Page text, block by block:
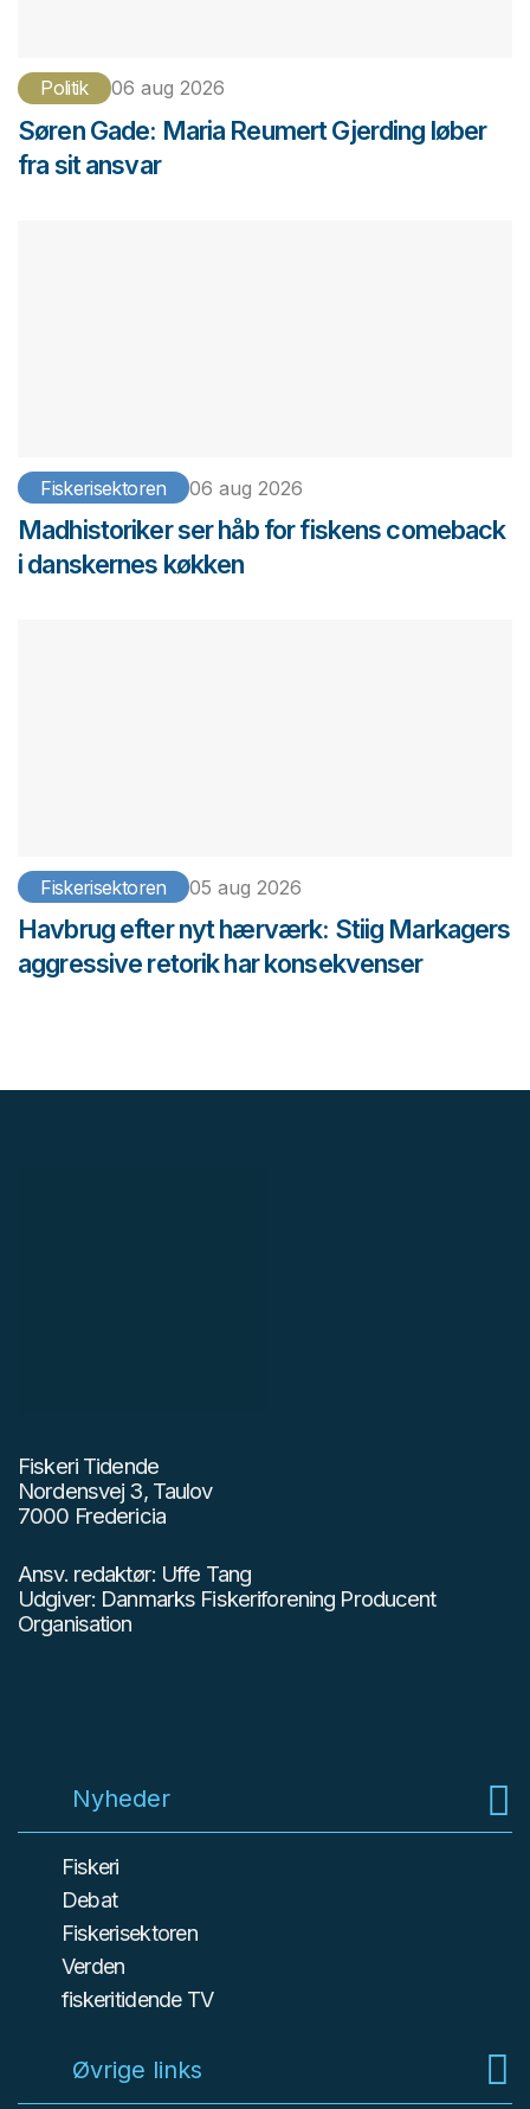
Politik 06 aug 2026
Søren Gade: Maria Reumert Gjerding løber
fra sit ansvar
Fiskerisektoren 06 aug 2026
Madhistoriker ser håb for fiskens comeback
i danskernes køkken
Fiskerisektoren 05 aug 2026
Havbrug efter nyt hærværk: Stiig Markagers
aggressive retorik har konsekvenser
Fiskeri Tidende
Nordensvej 3, Taulov
7000 Fredericia
Ansv. redaktør: Uffe Tang
Udgiver: Danmarks Fiskeriforening Producent
Organisation
Nyheder
Fiskeri
Debat
Fiskerisektoren
Verden
fiskeritidende TV
Øvrige links